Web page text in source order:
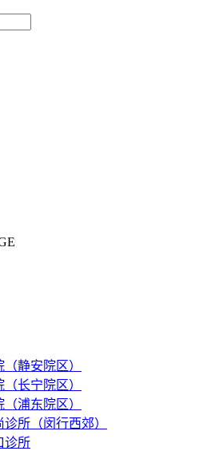
（静安院区）
（长宁院区）
（浦东院区）
诊所（闵行西郊）
诊所